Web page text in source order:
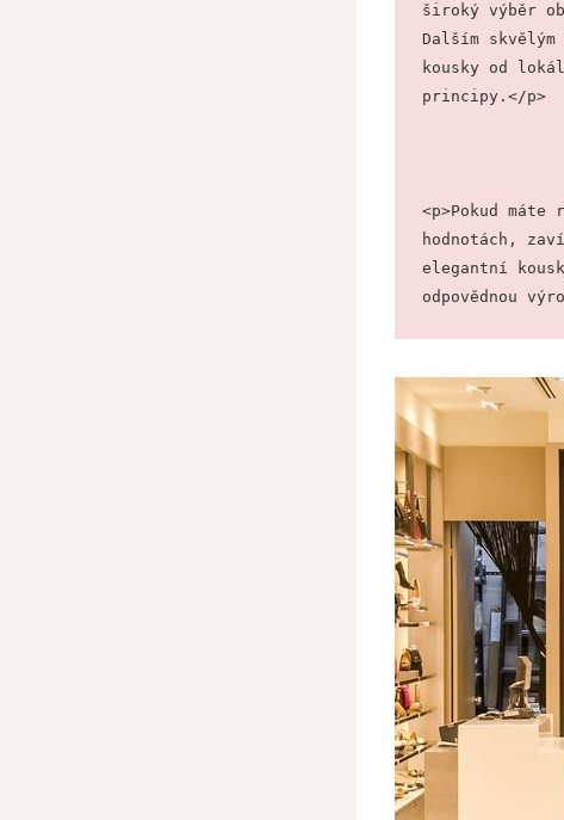
široký výběr
Dalším
kousky od
principy.</p>
<p>Pokud
hodnotách,
elegantní
odpovědnou